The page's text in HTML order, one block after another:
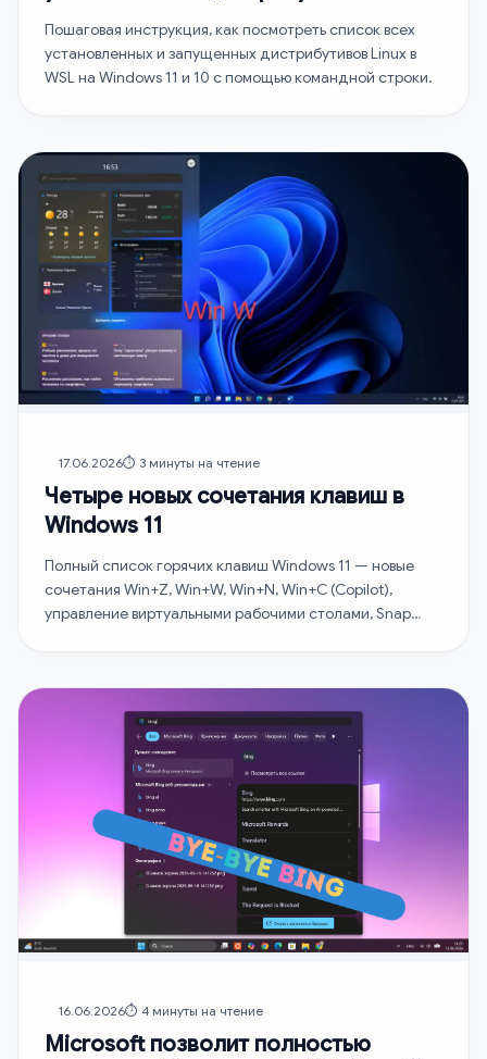
Windows 11
Пошаговая инструкция, как посмотреть список всех
установленных и запущенных дистрибутивов Linux в
WSL на Windows 11 и 10 с помощью командной строки.
17.06.2026⏱️ 3 минуты на чтение
Четыре новых сочетания клавиш в
Windows 11
Полный список горячих клавиш Windows 11 — новые
сочетания Win+Z, Win+W, Win+N, Win+C (Copilot),
управление виртуальными рабочими столами, Snap
16.06.2026⏱️ 4 минуты на чтение
Microsoft позволит полностью